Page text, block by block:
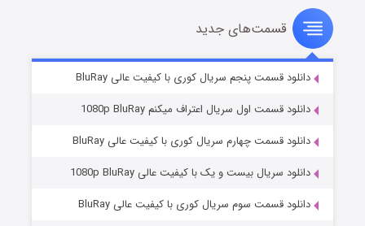
سریال زشت
قسمت۲ (زیرنویس) منتشر شد
قسمت‌های جدید
دانلود قسمت پنجم سریال کوری با کیفیت عالی BluRay
دانلود قسمت اول سریال اعتراف میکنم 1080p BluRay
دانلود قسمت چهارم سریال کوری با کیفیت عالی BluRay
دانلود سریال بیست و یک با کیفیت عالی 1080p BluRay
دانلود قسمت سوم سریال کوری با کیفیت عالی BluRay